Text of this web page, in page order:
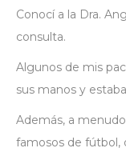
Conocí a la Dra.
consulta.
Algunos de mis
sus manos y
Además, a
famosos de fútbol,